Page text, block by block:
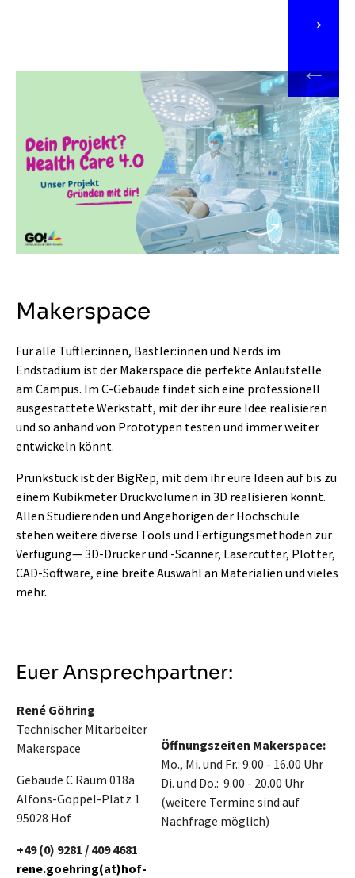
→
←
Makerspace
Für alle Tüftler:innen, Bastler:innen und Nerds im
Endstadium ist der Makerspace die perfekte Anlaufstelle
am Campus. Im C-Gebäude findet sich eine professionell
ausgestattete Werkstatt, mit der ihr eure Idee realisieren
und so anhand von Prototypen testen und immer weiter
entwickeln könnt.
Prunkstück ist der BigRep, mit dem ihr eure Ideen auf bis zu
einem Kubikmeter Druckvolumen in 3D realisieren könnt.
Allen Studierenden und Angehörigen der Hochschule
stehen weitere diverse Tools und Fertigungsmethoden zur
Verfügung— 3D-Drucker und -Scanner, Lasercutter, Plotter,
CAD-Software, eine breite Auswahl an Materialien und vieles
mehr.
Euer Ansprechpartner:
René Göhring
Technischer Mitarbeiter
Makerspace
Gebäude C Raum 018a
Alfons-Goppel-Platz 1
95028 Hof
+49 (0) 9281 / 409 4681
rene.goehring(at)hof-
Öffnungszeiten Makerspace:
Mo., Mi. und Fr.: 9.00 - 16.00 Uhr
Di. und Do.: 9.00 - 20.00 Uhr
(weitere Termine sind auf
Nachfrage möglich)